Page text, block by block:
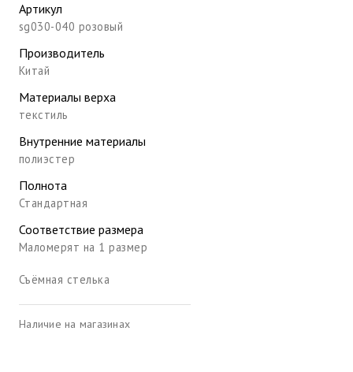
Артикул
sg030-040 розовый
Производитель
Китай
Материалы верха
текстиль
Внутренние материалы
полиэстер
Полнота
Стандартная
Соответствие размера
Маломерят на 1 размер
Съёмная стелька
Наличие на магазинах